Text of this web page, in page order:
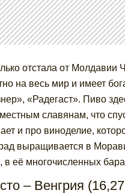
отстала от Молдавии
на весь мир и имеет
«Радегаст». Пиво
местным славянам, что
и про виноделие,
выращивается в
в её многочисленных
– Венгрия